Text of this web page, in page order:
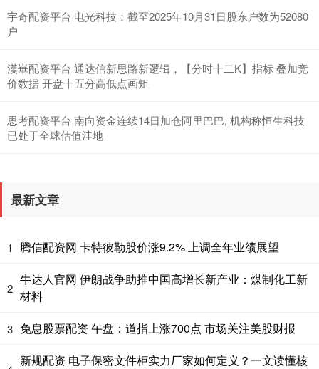
宇奇配资平台 电光科技：截至2025年10月31日股东户数为52080
户
漢崋配资平台 通达信新思路新逻辑，【分时十二K】指标 叠加竞
价数据 开盘十五分高低点画矩
思考配资平台 南向资金连续14日加仓阿里巴巴, 机构称恒生科技
已处于全球估值洼地
最新文章
1 腾信配资网 卡特彼勒股价涨9.2% 上调全年业绩展望
2
牛达人官网 伊朗战争助推中国高增长新产业：煤制化工新
材料
3 免息股票配资 午盘：道指上涨700点 市场关注美股财报
新规配资 电子保密文件柜实力厂家如何定义？一文读懂核